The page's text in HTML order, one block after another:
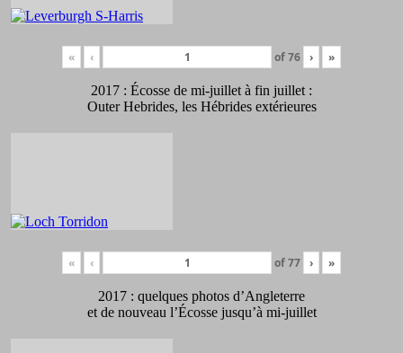
« ‹ of76 › »
2017 : Écosse de mi-juillet à fin juillet :
Outer Hebrides, les Hébrides extérieures
« ‹ of77 › »
2017 : quelques photos d’Angleterre
et de nouveau l’Écosse jusqu’à mi-juillet